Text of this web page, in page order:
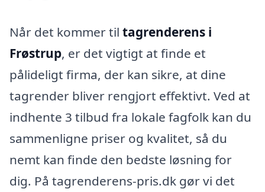
Når det kommer til tagrenderens i
Frøstrup, er det vigtigt at finde et
pålideligt firma, der kan sikre, at dine
tagrender bliver rengjort effektivt. Ved at
indhente 3 tilbud fra lokale fagfolk kan du
sammenligne priser og kvalitet, så du
nemt kan finde den bedste løsning for
dig. På tagrenderens-pris.dk gør vi det